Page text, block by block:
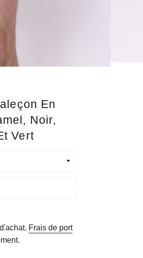
En
Noir,
Vert
Frais de port